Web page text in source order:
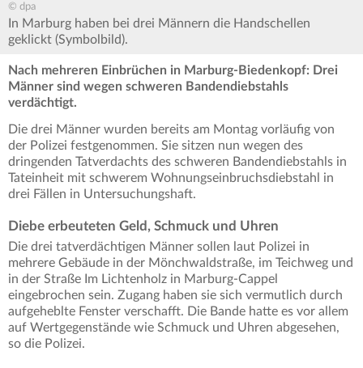
© dpa
In Marburg haben bei drei Männern die Handschellen
geklickt (Symbolbild).
Nach mehreren Einbrüchen in Marburg-Biedenkopf: Drei
Männer sind wegen schweren Bandendiebstahls
verdächtigt.
Die drei Männer wurden bereits am Montag vorläufig von
der Polizei festgenommen. Sie sitzen nun wegen des
dringenden Tatverdachts des schweren Bandendiebstahls in
Tateinheit mit schwerem Wohnungseinbruchsdiebstahl in
drei Fällen in Untersuchungshaft.
Diebe erbeuteten Geld, Schmuck und Uhren
Die drei tatverdächtigen Männer sollen laut Polizei in
mehrere Gebäude in der Mönchwaldstraße, im Teichweg und
in der Straße Im Lichtenholz in Marburg-Cappel
eingebrochen sein. Zugang haben sie sich vermutlich durch
aufgeheblte Fenster verschafft. Die Bande hatte es vor allem
auf Wertgegenstände wie Schmuck und Uhren abgesehen,
so die Polizei.